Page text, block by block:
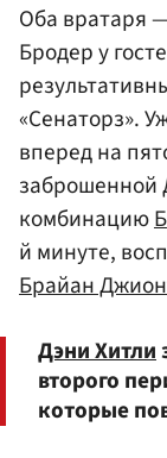
Оба вратаря
Бродер у
«Сенаторз».
вперед на
заброшенной
комбинацию
й минуте,
Брайан
Дэни Хитли
второго
которые